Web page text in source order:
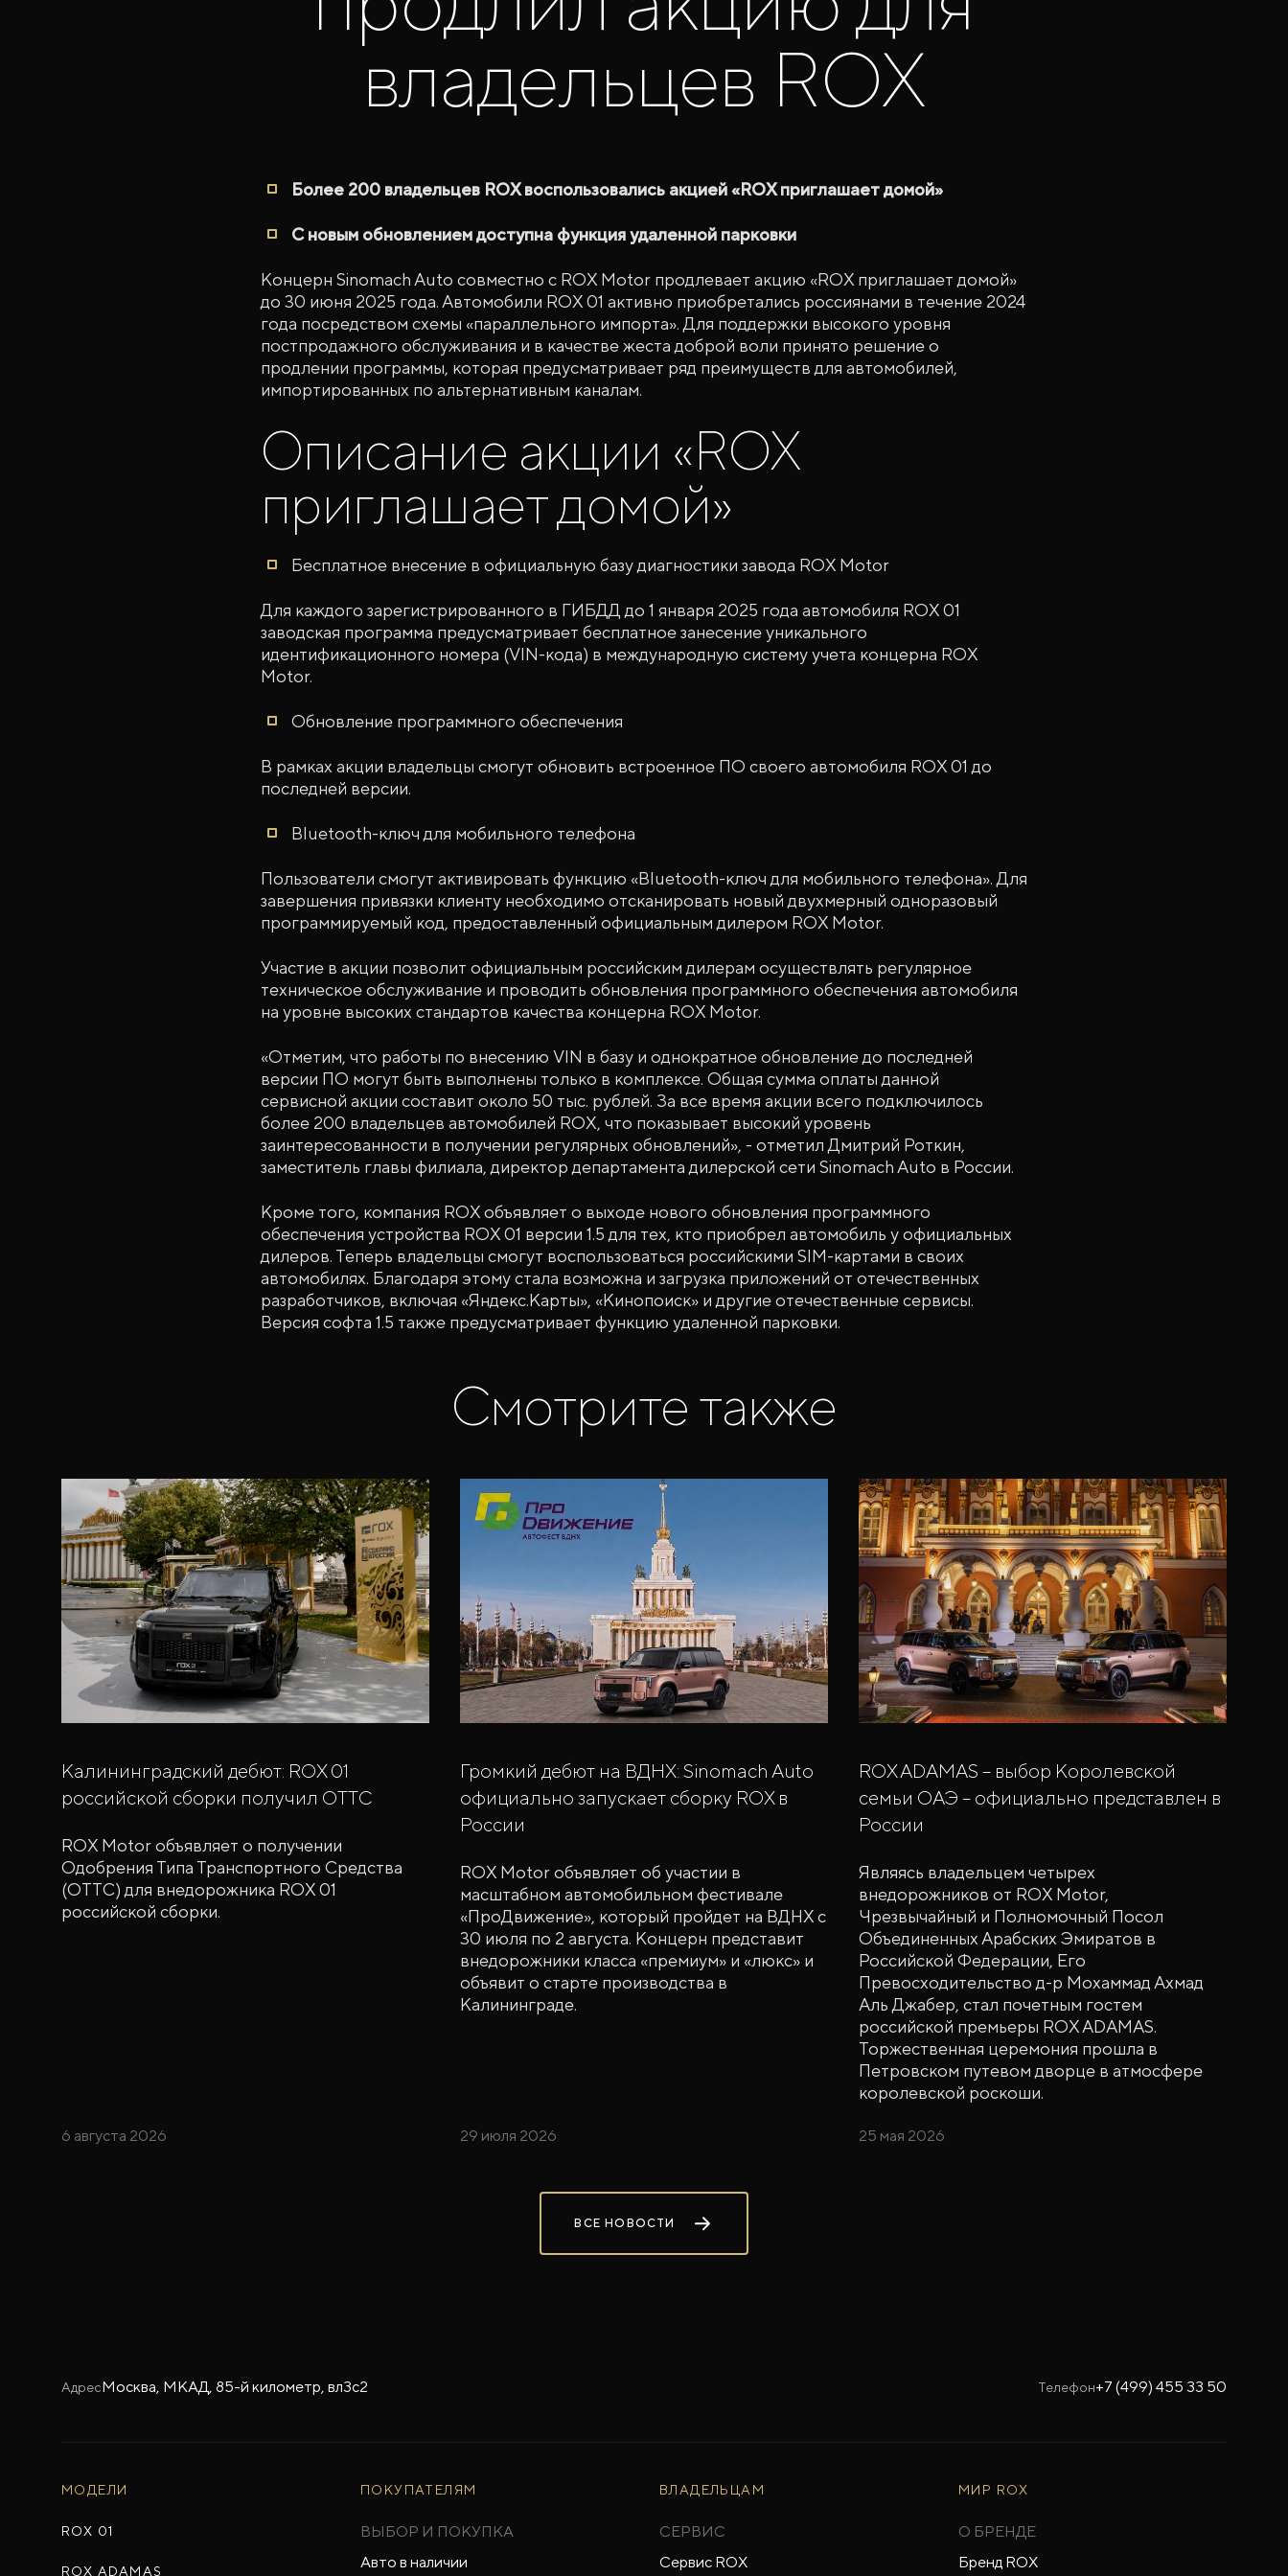
владельцев ROX
Более 200 владельцев ROX воспользовались акцией «ROX приглашает домой»
С новым обновлением доступна функция удаленной парковки
Концерн Sinomach Auto совместно с ROX Motor продлевает акцию «ROX приглашает домой»
до 30 июня 2025 года. Автомобили ROX 01 активно приобретались россиянами в течение 2024
года посредством схемы «параллельного импорта». Для поддержки высокого уровня
постпродажного обслуживания и в качестве жеста доброй воли принято решение о
продлении программы, которая предусматривает ряд преимуществ для автомобилей,
импортированных по альтернативным каналам.
Описание акции «ROX
приглашает домой»
Бесплатное внесение в официальную базу диагностики завода ROX Motor
Для каждого зарегистрированного в ГИБДД до 1 января 2025 года автомобиля ROX 01
заводская программа предусматривает бесплатное занесение уникального
идентификационного номера (VIN-кода) в международную систему учета концерна ROX
Motor.
Обновление программного обеспечения
В рамках акции владельцы смогут обновить встроенное ПО своего автомобиля ROX 01 до
последней версии.
Bluetooth-ключ для мобильного телефона
Пользователи смогут активировать функцию «Bluetooth-ключ для мобильного телефона». Для
завершения привязки клиенту необходимо отсканировать новый двухмерный одноразовый
программируемый код, предоставленный официальным дилером ROX Motor.
Участие в акции позволит официальным российским дилерам осуществлять регулярное
техническое обслуживание и проводить обновления программного обеспечения автомобиля
на уровне высоких стандартов качества концерна ROX Motor.
«Отметим, что работы по внесению VIN в базу и однократное обновление до последней
версии ПО могут быть выполнены только в комплексе. Общая сумма оплаты данной
сервисной акции составит около 50 тыс. рублей. За все время акции всего подключилось
более 200 владельцев автомобилей ROX, что показывает высокий уровень
заинтересованности в получении регулярных обновлений», - отметил Дмитрий Роткин,
заместитель главы филиала, директор департамента дилерской сети Sinomach Auto в России.
Кроме того, компания ROX объявляет о выходе нового обновления программного
обеспечения устройства ROX 01 версии 1.5 для тех, кто приобрел автомобиль у официальных
дилеров. Теперь владельцы смогут воспользоваться российскими SIM-картами в своих
автомобилях. Благодаря этому стала возможна и загрузка приложений от отечественных
разработчиков, включая «Яндекс.Карты», «Кинопоиск» и другие отечественные сервисы.
Версия софта 1.5 также предусматривает функцию удаленной парковки.
Смотрите также
Калининградский дебют: ROX 01
российской сборки получил ОТТС
ROX Motor объявляет о получении
Одобрения Типа Транспортного Средства
(ОТТС) для внедорожника ROX 01
российской сборки.
6 августа 2026
Громкий дебют на ВДНХ: Sinomach Auto
официально запускает сборку ROX в
России
ROX Motor объявляет об участии в
масштабном автомобильном фестивале
«ПроДвижение», который пройдет на ВДНХ с
30 июля по 2 августа. Концерн представит
внедорожники класса «премиум» и «люкс» и
объявит о старте производства в
Калининграде.
29 июля 2026
ROX ADAMAS – выбор Королевской
семьи ОАЭ – официально представлен в
России
Являясь владельцем четырех
внедорожников от ROX Motor,
Чрезвычайный и Полномочный Посол
Объединенных Арабских Эмиратов в
Российской Федерации, Его
Превосходительство д-р Мохаммад Ахмад
Аль Джабер, стал почетным гостем
российской премьеры ROX ADAMAS.
Торжественная церемония прошла в
Петровском путевом дворце в атмосфере
королевской роскоши.
25 мая 2026
ВСЕ НОВОСТИ
АдресМосква, МКАД, 85-й километр, вл3с2 Телефон+7 (499) 455 33 50
МОДЕЛИ
ROX 01
ROX ADAMAS
ПОКУПАТЕЛЯМ
ВЫБОР И ПОКУПКА
Авто в наличии
ВЛАДЕЛЬЦАМ
СЕРВИС
Сервис ROX
МИР ROX
О БРЕНДЕ
Бренд ROX